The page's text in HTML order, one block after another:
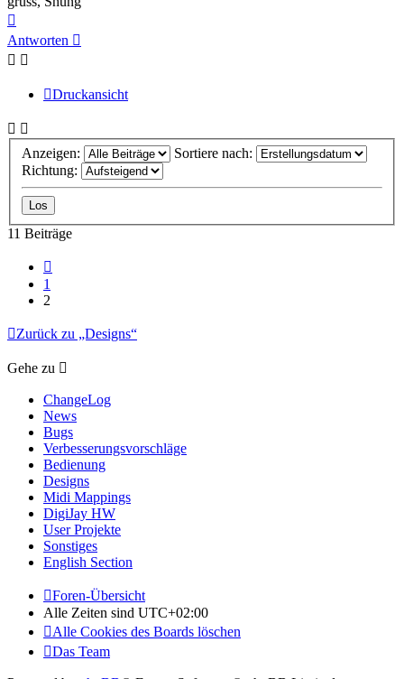
oben
Antworten
Druckansicht
Anzeigen:
Sortiere nach:
Richtung:
11 Beiträge
1
2
Zurück zu „Designs“
Gehe zu
ChangeLog
News
Bugs
Verbesserungsvorschläge
Bedienung
Designs
Midi Mappings
DigiJay HW
User Projekte
Sonstiges
English Section
Foren-Übersicht
Alle Zeiten sind UTC+02:00
Alle Cookies des Boards löschen
Das Team